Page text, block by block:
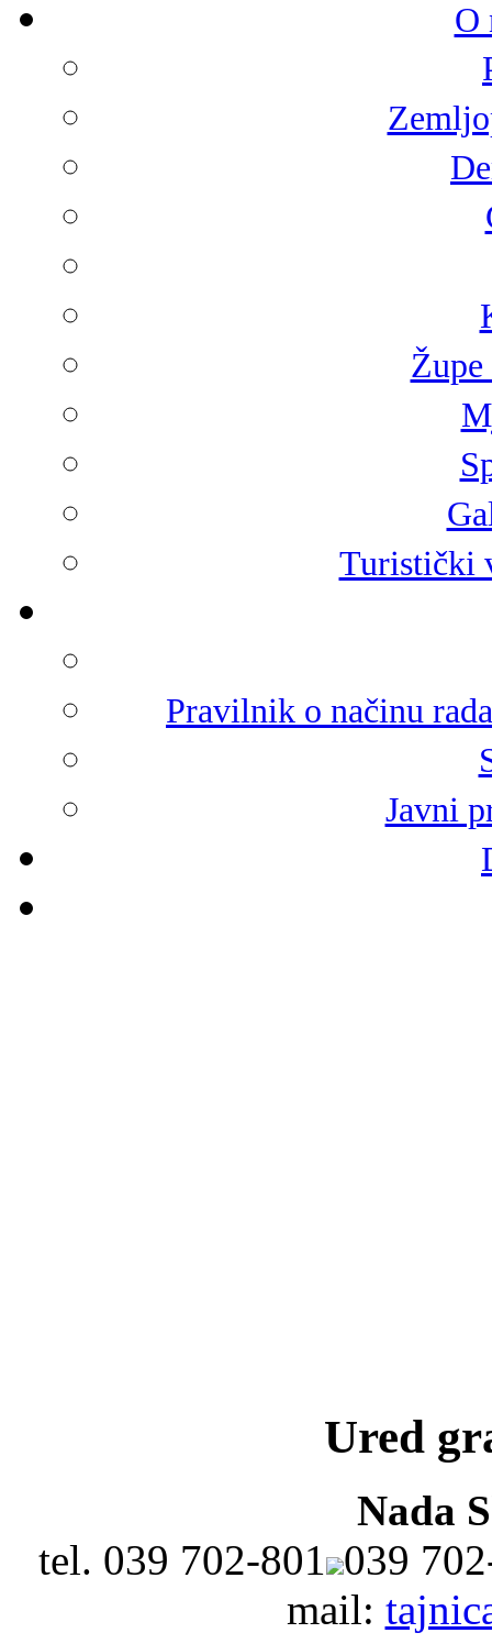
O
Turistički
Pravilnik o načinu
Javni
Ured
Nada
tel. 039 702-801 039
mail: